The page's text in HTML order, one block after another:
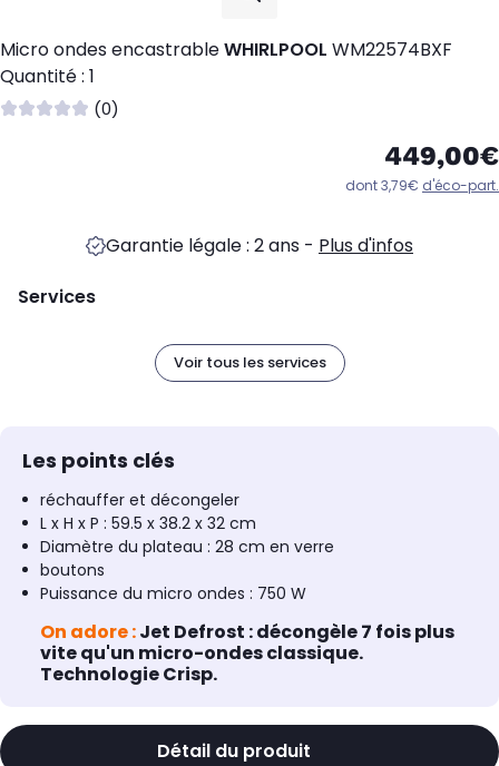
Micro ondes encastrableWHIRLPOOL WM22574BXF
Quantité : 1
(0)
449,00€
dont 3,79€ d'éco-part.
Garantie légale : 2 ans - Plus d'infos
Services
Voir tous les services
Les points clés
réchauffer et décongeler
L x H x P : 59.5 x 38.2 x 32 cm
Diamètre du plateau : 28 cm en verre
boutons
Puissance du micro ondes : 750 W
On adore :Jet Defrost : décongèle 7 fois plus
vite qu'un micro-ondes classique.
Technologie Crisp.
Détail du produit